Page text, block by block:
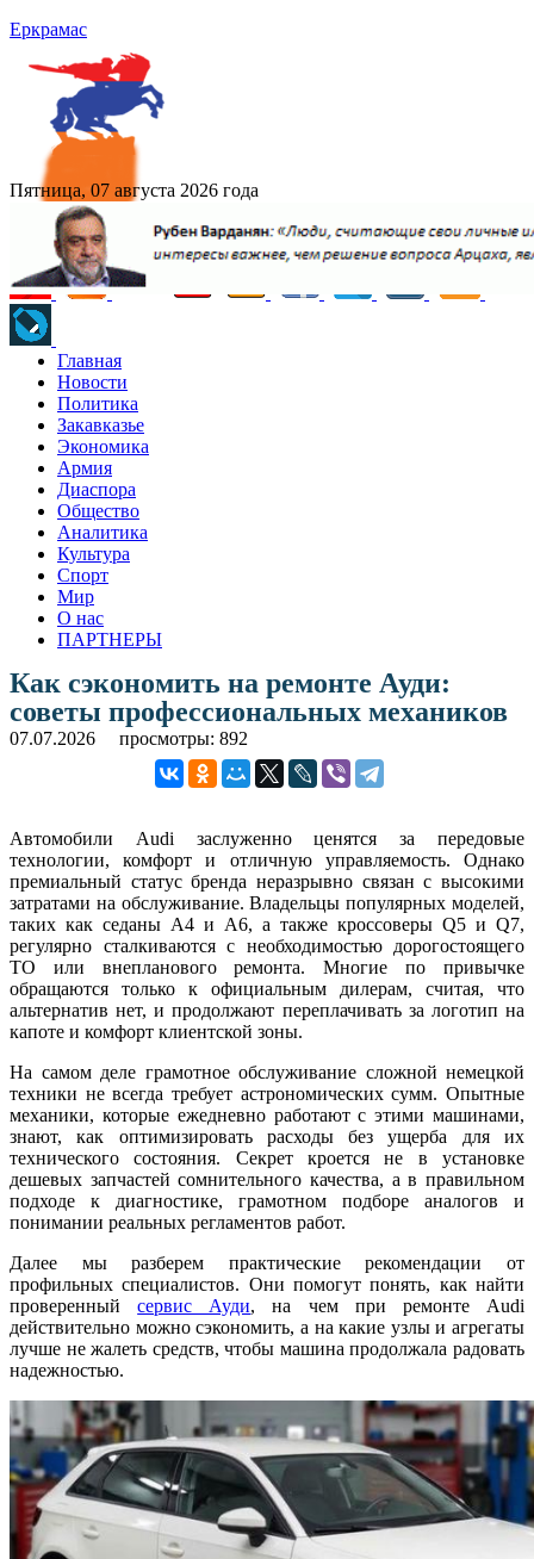
Еркрамас
Пятница, 07 августа 2026 года
Главная
Новости
Политика
Закавказье
Экономика
Армия
Диаспора
Общество
Аналитика
Культура
Спорт
Мир
О нас
ПАРТНЕРЫ
Как сэкономить на ремонте Ауди:
советы профессиональных механиков
07.07.2026 просмотры: 892
Автомобили Audi заслуженно ценятся за передовые
технологии, комфорт и отличную управляемость. Однако
премиальный статус бренда неразрывно связан с высокими
затратами на обслуживание. Владельцы популярных моделей,
таких как седаны A4 и A6, а также кроссоверы Q5 и Q7,
регулярно сталкиваются с необходимостью дорогостоящего
ТО или внепланового ремонта. Многие по привычке
обращаются только к официальным дилерам, считая, что
альтернатив нет, и продолжают переплачивать за логотип на
капоте и комфорт клиентской зоны.
На самом деле грамотное обслуживание сложной немецкой
техники не всегда требует астрономических сумм. Опытные
механики, которые ежедневно работают с этими машинами,
знают, как оптимизировать расходы без ущерба для их
технического состояния. Секрет кроется не в установке
дешевых запчастей сомнительного качества, а в правильном
подходе к диагностике, грамотном подборе аналогов и
понимании реальных регламентов работ.
Далее мы разберем практические рекомендации от
профильных специалистов. Они помогут понять, как найти
проверенныйсервис Ауди, на чем при ремонте Audi
действительно можно сэкономить, а на какие узлы и агрегаты
лучше не жалеть средств, чтобы машина продолжала радовать
надежностью.